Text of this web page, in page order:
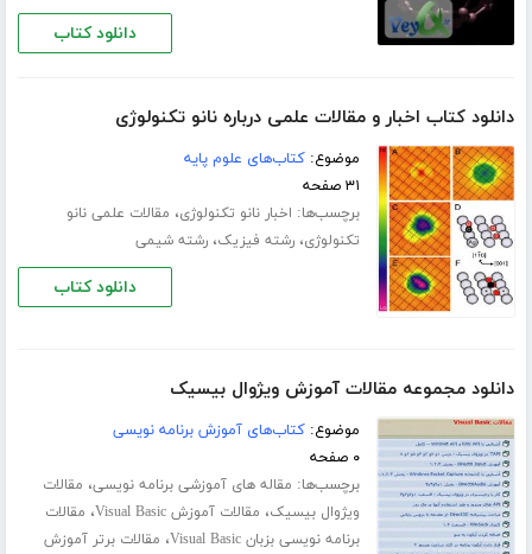
دانلود کتاب
دانلود کتاب اخبار و مقالات علمی درباره نانو تکنولوژی
موضوع:کتاب‌های علوم پایه
۳۱ صفحه
برچسب‌ها: اخبار نانو تکنولوژی، مقالات علمی نانو
تکنولوژی،رشته فیزیک،رشته شیمی
دانلود کتاب
دانلود مجموعه مقالات آموزش ویژوال بیسیک
موضوع:کتاب‌های آموزش برنامه نویسی
۰ صفحه
برچسب‌ها: مقاله های آموزشی برنامه نویسی، مقالات
ویژوال بیسیک، مقالات آموزش Visual Basic ، مقالات
برنامه نویسی بزبان Visual Basic
، مقالات برتر آموزش